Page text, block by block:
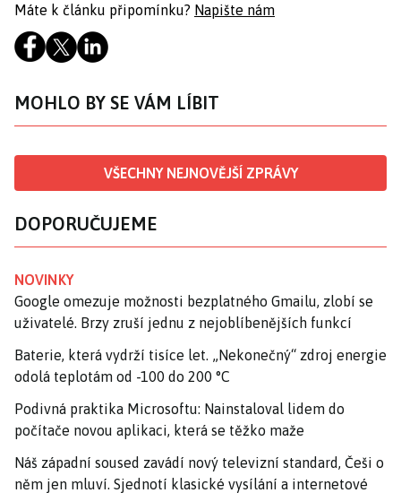
Máte k článku připomínku? Napište nám
MOHLO BY SE VÁM LÍBIT
VŠECHNY NEJNOVĚJŠÍ ZPRÁVY
DOPORUČUJEME
NOVINKY
Google omezuje možnosti bezplatného Gmailu, zlobí se
uživatelé. Brzy zruší jednu z nejoblíbenějších funkcí
Baterie, která vydrží tisíce let. „Nekonečný“ zdroj energie
odolá teplotám od -100 do 200 °C
Podivná praktika Microsoftu: Nainstaloval lidem do
počítače novou aplikaci, která se těžko maže
Náš západní soused zavádí nový televizní standard, Češi o
něm jen mluví. Sjednotí klasické vysílání a internetové